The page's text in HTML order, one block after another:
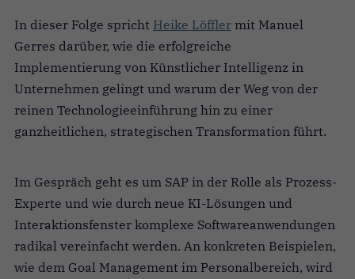
In dieser Folge spricht Heike Löffler mit Manuel
Gerres darüber, wie die erfolgreiche
Implementierung von Künstlicher Intelligenz in
Unternehmen gelingt und warum der Weg von der
reinen Technologieeinführung hin zu einer
ganzheitlichen, strategischen Transformation führt.
Im Gespräch geht es um SAP in der Rolle als Prozess-
Experte und wie durch neue KI-Lösungen und
Interaktionsfenster komplexe Softwareanwendungen
radikal vereinfacht werden. An konkreten Beispielen,
wie dem Goal Management im Personalbereich, wird